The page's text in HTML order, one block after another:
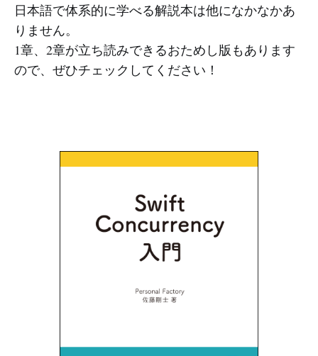
日本語で体系的に学べる解説本は他になかなかあ
りません。
1章、2章が立ち読みできるおためし版もあります
ので、ぜひチェックしてください！